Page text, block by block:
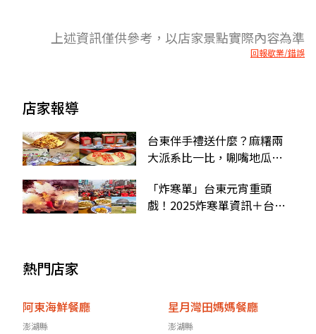
上述資訊僅供參考，以店家景點實際內容為準
回報歇業/錯誤
店家報導
台東伴手禮送什麼？麻糬兩
大派系比一比，唰嘴地瓜
「炸寒單」台東元宵重頭
戲！2025炸寒單資訊＋台東
熱門店家
阿東海鮮餐廳
澎湖縣
星月灣田媽媽餐廳
澎湖縣